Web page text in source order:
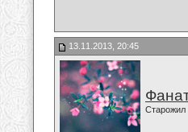
13.11.2013, 20:45
Старожил